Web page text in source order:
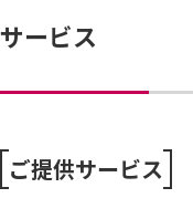
サービス
ご提供サービス